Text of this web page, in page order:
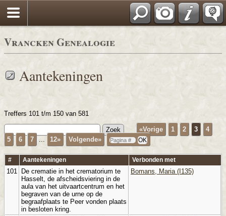
Vrancken Genealogie
Aantekeningen
Treffers 101 t/m 150 van 581
«Vorige 1 2 3
4
5
6 7 ... 12» Volgende»
# Aantekeningen Verbonden met
101
De crematie in het crematorium te
Hasselt, de afscheidsviering in de
aula van het uitvaartcentrum en het
begraven van de urne op de
begraafplaats te Peer vonden plaats
in besloten kring.
Bomans, Maria (I135)